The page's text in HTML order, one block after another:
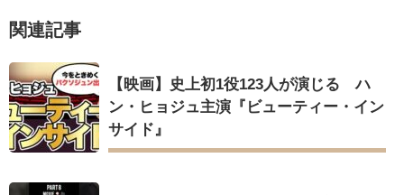
Powered by livedoor 相互RSS
か」出演で話題 Big News TV
Powered by livedoor 相互RSS
関連記事
【映画】史上初1役123人が演じる ハ
ン・ヒョジュ主演『ビューティー・イン
サイド』